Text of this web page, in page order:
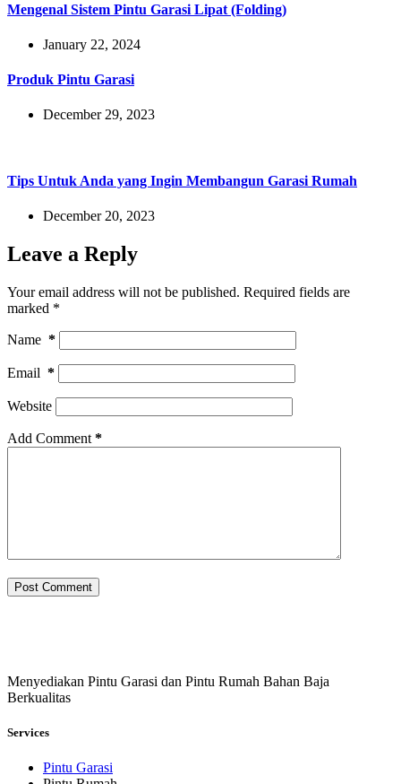
Mengenal Sistem Pintu Garasi Lipat (Folding)
January 22, 2024
Produk Pintu Garasi
December 29, 2023
Tips Untuk Anda yang Ingin Membangun Garasi Rumah
December 20, 2023
Leave a Reply
Your email address will not be published. Required fields are
marked *
Name *
Email *
Website
Add Comment *
Post Comment
Menyediakan Pintu Garasi dan Pintu Rumah Bahan Baja
Berkualitas
Services
Pintu Garasi